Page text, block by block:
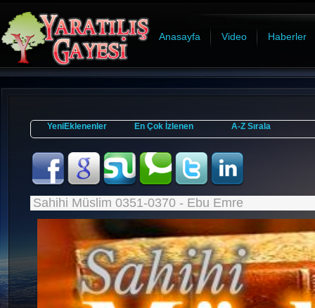
Anasayfa Video Haberler
YeniEklenenler En Çok İzlenen A-Z Sırala
Sahihi Müslim 0351-0370 - Ebu Emre